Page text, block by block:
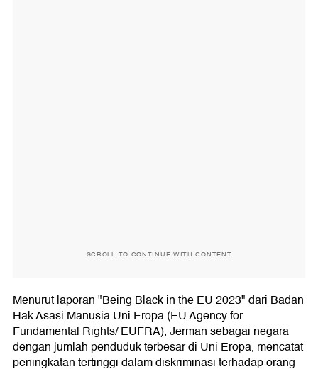
SCROLL TO CONTINUE WITH CONTENT
Menurut laporan "Being Black in the EU 2023" dari Badan
Hak Asasi Manusia Uni Eropa (EU Agency for
Fundamental Rights/ EUFRA), Jerman sebagai negara
dengan jumlah penduduk terbesar di Uni Eropa, mencatat
peningkatan tertinggi dalam diskriminasi terhadap orang